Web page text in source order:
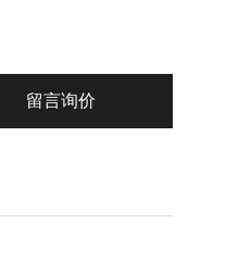
留言询价